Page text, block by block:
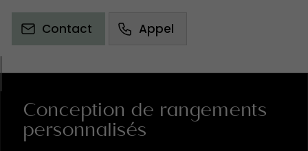
Contact Appel
Conception de rangements
personnalisés